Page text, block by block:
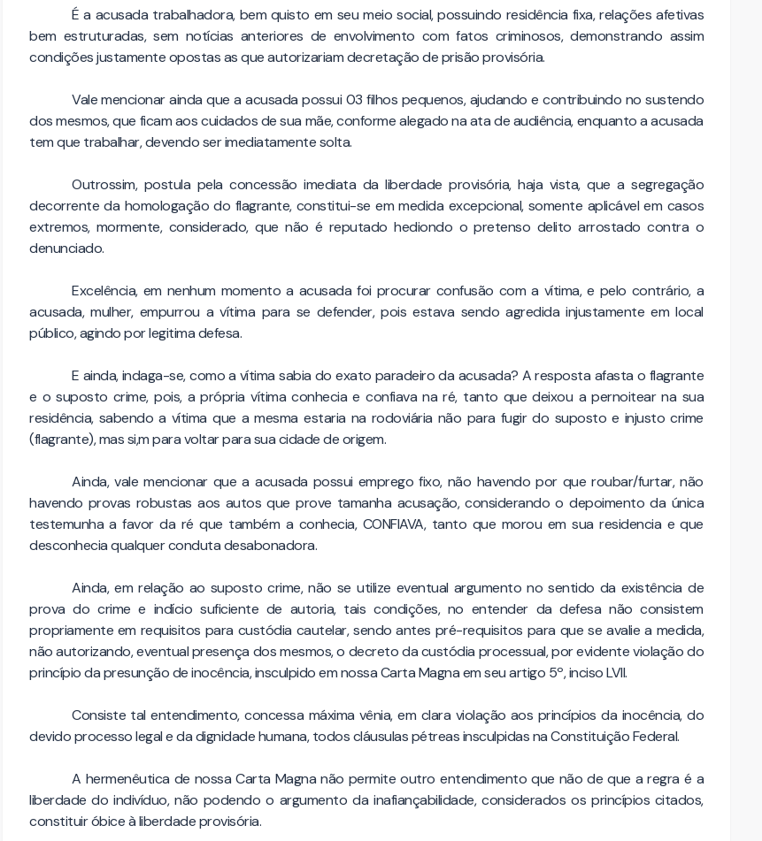
É a acusada trabalhadora, bem quisto em seu meio social, possuindo residência fixa, relações afetivas
bem estruturadas, sem notícias anteriores de envolvimento com fatos criminosos, demonstrando assim
condições justamente opostas as que autorizariam decretação de prisão provisória.
Vale mencionar ainda que a acusada possui 03 filhos pequenos, ajudando e contribuindo no sustendo
dos mesmos, que ficam aos cuidados de sua mãe, conforme alegado na ata de audiência, enquanto a acusada
tem que trabalhar, devendo ser imediatamente solta.
Outrossim, postula pela concessão imediata da liberdade provisória, haja vista, que a segregação
decorrente da homologação do flagrante, constitui-se em medida excepcional, somente aplicável em casos
extremos, mormente, considerado, que não é reputado hediondo o pretenso delito arrostado contra o
denunciado.
Excelência, em nenhum momento a acusada foi procurar confusão com a vítima, e pelo contrário, a
acusada, mulher, empurrou a vítima para se defender, pois estava sendo agredida injustamente em local
público, agindo por legitima defesa.
E ainda, indaga-se, como a vítima sabia do exato paradeiro da acusada? A resposta afasta o flagrante
e o suposto crime, pois, a própria vítima conhecia e confiava na ré, tanto que deixou a pernoitear na sua
residência, sabendo a vítima que a mesma estaria na rodoviária não para fugir do suposto e injusto crime
(flagrante), mas si,m para voltar para sua cidade de origem.
Ainda, vale mencionar que a acusada possui emprego fixo, não havendo por que roubar/furtar, não
havendo provas robustas aos autos que prove tamanha acusação, considerando o depoimento da única
testemunha a favor da ré que também a conhecia, CONFIAVA, tanto que morou em sua residencia e que
desconhecia qualquer conduta desabonadora.
Ainda, em relação ao suposto crime, não se utilize eventual argumento no sentido da existência de
prova do crime e indício suficiente de autoria, tais condições, no entender da defesa não consistem
propriamente em requisitos para custódia cautelar, sendo antes pré-requisitos para que se avalie a medida,
não autorizando, eventual presença dos mesmos, o decreto da custódia processual, por evidente violação do
princípio da presunção de inocência, insculpido em nossa Carta Magna em seu artigo 5º, inciso LVII.
Consiste tal entendimento, concessa máxima vênia, em clara violação aos princípios da inocência, do
devido processo legal e da dignidade humana, todos cláusulas pétreas insculpidas na Constituição Federal.
A hermenêutica de nossa Carta Magna não permite outro entendimento que não de que a regra é a
liberdade do indivíduo, não podendo o argumento da inafiançabilidade, considerados os princípios citados,
constituir óbice à liberdade provisória.